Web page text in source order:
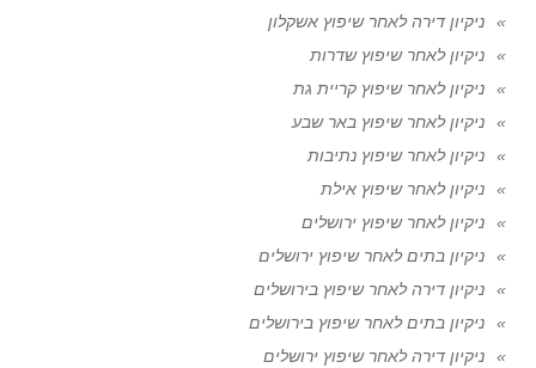
ניקיון דירה לאחר שיפוץ אשקלון
ניקיון לאחר שיפוץ שדרות
ניקיון לאחר שיפוץ קריית גת
ניקיון לאחר שיפוץ באר שבע
ניקיון לאחר שיפוץ נתיבות
ניקיון לאחר שיפוץ אילת
ניקיון לאחר שיפוץ ירושלים
ניקיון בתים לאחר שיפוץ ירושלים
ניקיון דירה לאחר שיפוץ בירושלים
ניקיון בתים לאחר שיפוץ בירושלים
ניקיון דירה לאחר שיפוץ ירושלים